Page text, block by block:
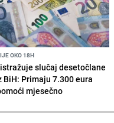
OKO 18H
slučaj desetočlane
BiH: Primaju 7.300 eura
mjesečno